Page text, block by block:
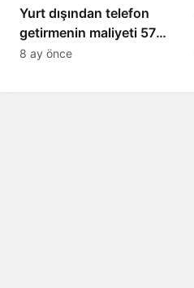
Yurt dışından telefon
getirmenin maliyeti 57
bin lira oldu
8 ay önce